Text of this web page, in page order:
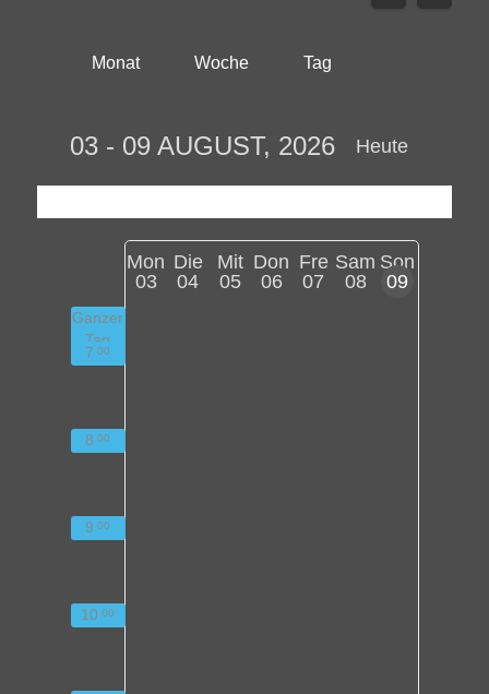
Monat Woche Tag
Heute
03 - 09 AUGUST, 2026
Mon
03
Die
04
Mit
05
Don
06
Fre
07
Sam
08
Son
09
Ganzer
Tag
7 00
8 00
9 00
10 00